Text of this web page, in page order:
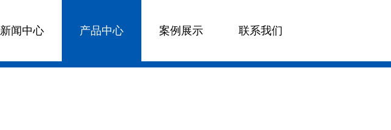
新闻中心 产品中心 案例展示 联系我们